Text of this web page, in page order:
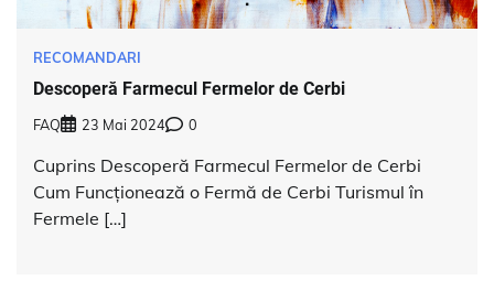
RECOMANDARI
Descoperă Farmecul Fermelor de Cerbi
FAQ 23 Mai 2024 0
Cuprins Descoperă Farmecul Fermelor de Cerbi
Cum Funcționează o Fermă de Cerbi Turismul în
Fermele […]